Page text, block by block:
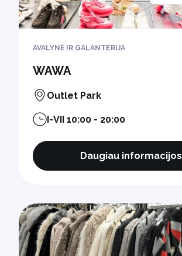
AVALYNĖ IR GALANTERIJA
WAWA
Outlet Park
I-VII 10:00 - 20:00
Daugiau informacijos